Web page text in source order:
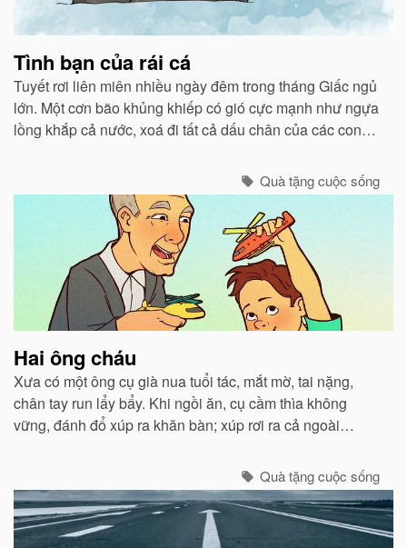
Tình bạn của rái cá
Tuyết rơi liên miên nhiều ngày đêm trong tháng Giấc ngủ
lớn. Một cơn bão khủng khiếp có gió cực mạnh như ngựa
lồng khắp cả nước, xoá đi tất cả dấu chân của các con
Quà tặng cuộc sống
Hai ông cháu
Xưa có một ông cụ già nua tuổi tác, mắt mờ, tai nặng,
chân tay run lẩy bẩy. Khi ngồi ăn, cụ cầm thìa không
vững, đánh đổ xúp ra khăn bàn; xúp rơi ra cả ngoài
Quà tặng cuộc sống